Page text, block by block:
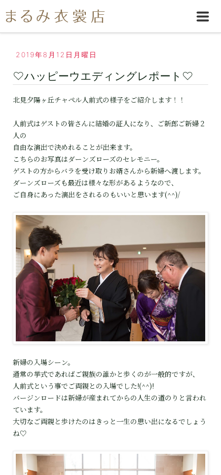
2019年8月12日月曜日
♡ハッピーウエディングレポート♡
北見夕陽ヶ丘チャペル人前式の様子をご紹介します！！
人前式はゲストの皆さんに結婚の証人になり、ご新郎ご新婦２
人の
自由な演出で決めれることが出来ます。
こちらのお写真はダーンズローズのセレモニー。
ゲストの方からバラを受け取りお婿さんから新婦へ渡します。
ダーンズローズも最近は様々な形があるようなので、
ご自身にあった演出をされるのもいいと思います(^^)/
新婦の入場シーン。
通常の挙式であればご親族の誰かと歩くのが一般的ですが、
人前式という事でご両親との入場でした!(^^)!
バージンロードは新婦が産まれてからの人生の道のりと言われ
ています。
大切なご両親と歩けたのはきっと一生の思い出になるでしょう
ね♡